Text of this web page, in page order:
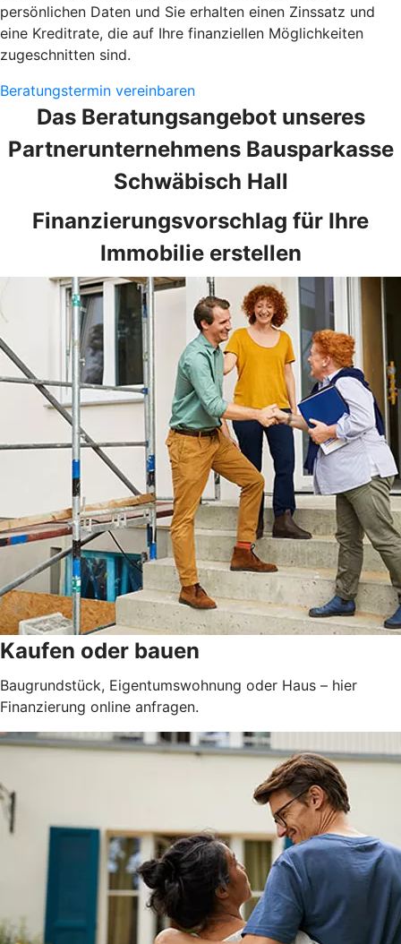
persönlichen Daten und Sie erhalten einen Zinssatz und
eine Kreditrate, die auf Ihre finanziellen Möglichkeiten
zugeschnitten sind.
Beratungstermin vereinbaren
Das Beratungsangebot unseres
Partnerunternehmens Bausparkasse
Schwäbisch Hall
Finanzierungsvorschlag für Ihre
Immobilie erstellen
Kaufen oder bauen
Baugrundstück, Eigentumswohnung oder Haus – hier
Finanzierung online anfragen.